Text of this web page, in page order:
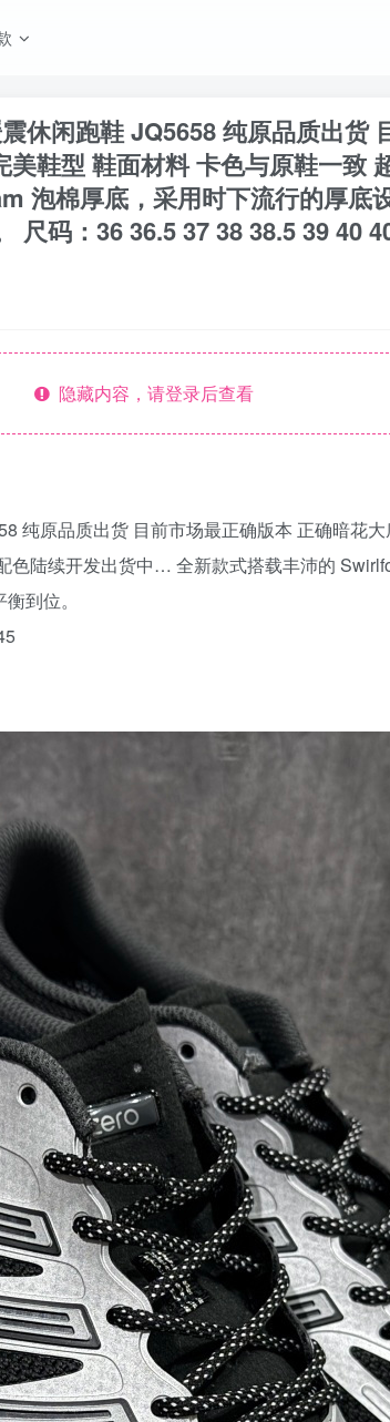
休闲跑鞋 JQ5658 纯原品质出货
鞋型 鞋面材料 卡色与原鞋一致
泡棉厚底，采用时下流行的厚底
尺码：36 36.5 37 38 38.5 39 40
隐藏内容，请登录后查看
纯原品质出货 目前市场最正确版本 正确暗花
色陆续开发出货中… 全新款式搭载丰沛的
到位。